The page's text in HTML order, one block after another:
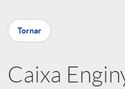
P
u
b
Tornar
Caixa